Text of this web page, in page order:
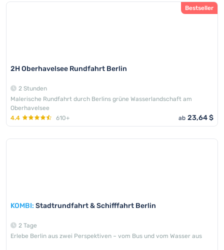
Bestseller
2H Oberhavelsee Rundfahrt Berlin
2 Stunden
Malerische Rundfahrt durch Berlins grüne Wasserlandschaft am
Oberhavelsee
4.4
610+ ab 23,64 $
KOMBI: Stadtrundfahrt & Schifffahrt Berlin
2 Tage
Erlebe Berlin aus zwei Perspektiven – vom Bus und vom Wasser aus